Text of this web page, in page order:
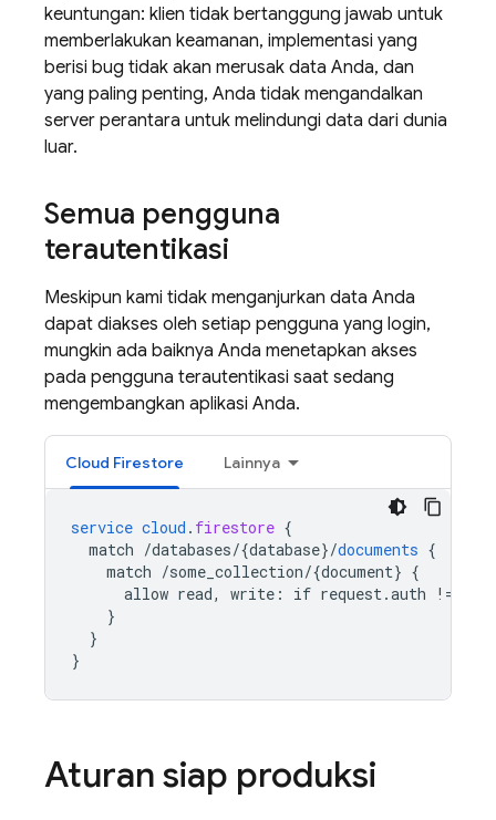
keuntungan: klien tidak bertanggung jawab untuk
memberlakukan keamanan, implementasi yang
berisi bug tidak akan merusak data Anda, dan
yang paling penting, Anda tidak mengandalkan
server perantara untuk melindungi data dari dunia
luar.
Semua pengguna
terautentikasi
Meskipun kami tidak menganjurkan data Anda
dapat diakses oleh setiap pengguna yang login,
mungkin ada baiknya Anda menetapkan akses
pada pengguna terautentikasi saat sedang
mengembangkan aplikasi Anda.
Cloud Firestore Lainnya
service cloud . firestore {
match /databases/{database}/documents {
match /some_collection/{document} {
allow read, write : if request.auth !=
}
}
}
Aturan siap produksi